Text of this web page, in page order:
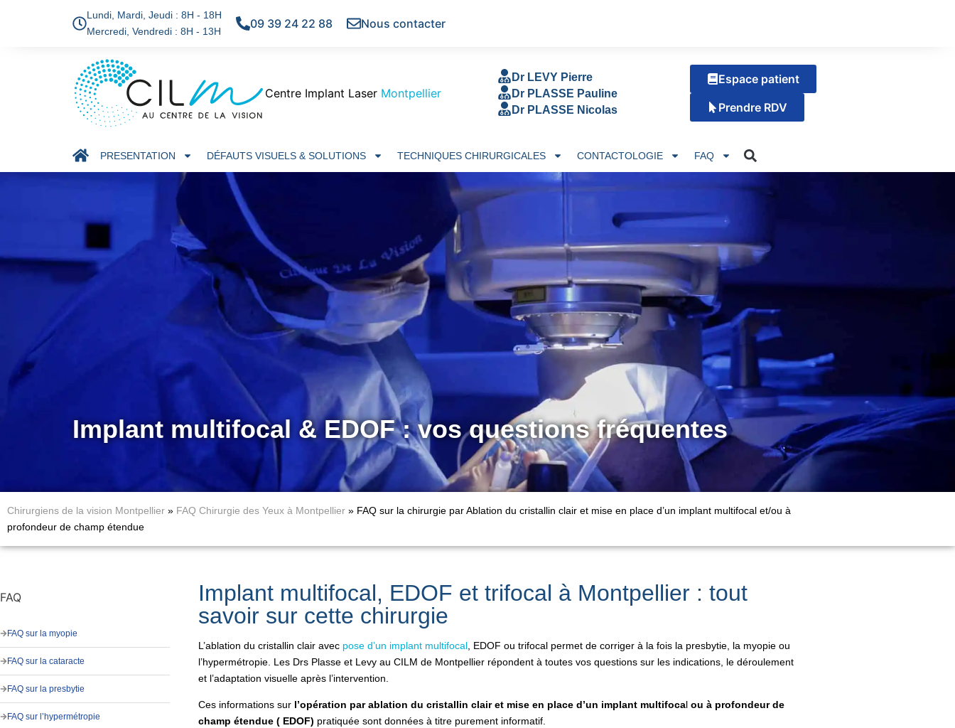
Lundi, Mardi, Jeudi : 8H - 18H
Mercredi, Vendredi : 8H - 13H
09 39 24 22 88 Nous contacter
Centre Implant Laser Montpellier
Dr LEVY Pierre
Dr PLASSE Pauline
Dr PLASSE Nicolas
Espace patient
Prendre RDV
PRESENTATION DÉFAUTS VISUELS & SOLUTIONS TECHNIQUES CHIRURGICALES CONTACTOLOGIE FAQ
Implant multifocal & EDOF : vos questions fréquentes
Chirurgiens de la vision Montpellier » FAQ Chirurgie des Yeux à Montpellier » FAQ sur la chirurgie par Ablation du cristallin clair et mise en place d’un implant multifocal et/ou à
profondeur de champ étendue
FAQ
FAQ sur la myopie
FAQ sur la cataracte
FAQ sur la presbytie
FAQ sur l’hypermétropie
Implant multifocal, EDOF et trifocal à Montpellier : tout
savoir sur cette chirurgie
L’ablation du cristallin clair avec pose d’un implant multifocal , EDOF ou trifocal permet de corriger à la fois la presbytie, la myopie ou
l’hypermétropie. Les Drs Plasse et Levy au CILM de Montpellier répondent à toutes vos questions sur les indications, le déroulement
et l’adaptation visuelle après l’intervention.
Ces informations sur l’opération par ablation du cristallin clair et mise en place d’un implant multifocalou à profondeur de
champ étendue ( EDOF) pratiquée sont données à titre purement informatif.